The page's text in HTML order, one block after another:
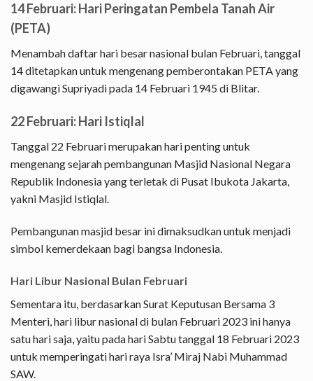
14 Februari: Hari Peringatan Pembela Tanah Air
(PETA)
Menambah daftar hari besar nasional bulan Februari, tanggal
14 ditetapkan untuk mengenang pemberontakan PETA yang
digawangi Supriyadi pada 14 Februari 1945 di Blitar.
22 Februari: Hari Istiqlal
Tanggal 22 Februari merupakan hari penting untuk
mengenang sejarah pembangunan Masjid Nasional Negara
Republik Indonesia yang terletak di Pusat Ibukota Jakarta,
yakni Masjid Istiqlal.
Pembangunan masjid besar ini dimaksudkan untuk menjadi
simbol kemerdekaan bagi bangsa Indonesia.
Hari Libur Nasional Bulan Februari
Sementara itu, berdasarkan Surat Keputusan Bersama 3
Menteri, hari libur nasional di bulan Februari 2023 ini hanya
satu hari saja, yaitu pada hari Sabtu tanggal 18 Februari 2023
untuk memperingati hari raya Isra’ Miraj Nabi Muhammad
SAW.